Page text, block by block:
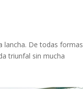
lancha. De todas formas
triunfal sin mucha